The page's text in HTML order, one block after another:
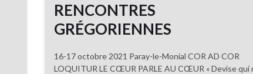
RENCONTRES
GRÉGORIENNES
16-17 octobre 2021 Paray-le-Monial COR AD COR
LOQUITUR LE CŒUR PARLE AU CŒUR « Devise qui